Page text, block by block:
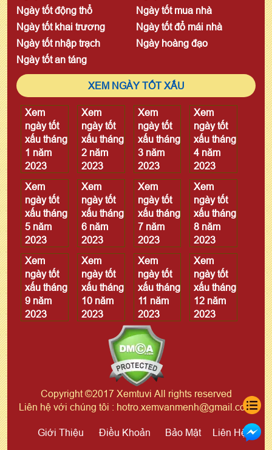
Ngày tốt động thổ
Ngày tốt mua nhà
Ngày tốt khai trương
Ngày tốt đổ mái nhà
Ngày tốt nhập trạch
Ngày hoàng đạo
Ngày tốt an táng
XEM NGÀY TỐT XẤU
Xem
ngày tốt
xấu tháng
1 năm
2023
Xem
ngày tốt
xấu tháng
2 năm
2023
Xem
ngày tốt
xấu tháng
3 năm
2023
Xem
ngày tốt
xấu tháng
4 năm
2023
Xem
ngày tốt
xấu tháng
5 năm
2023
Xem
ngày tốt
xấu tháng
6 năm
2023
Xem
ngày tốt
xấu tháng
7 năm
2023
Xem
ngày tốt
xấu tháng
8 năm
2023
Xem
ngày tốt
xấu tháng
9 năm
2023
Xem
ngày tốt
xấu tháng
10 năm
2023
Xem
ngày tốt
xấu tháng
11 năm
2023
Xem
ngày tốt
xấu tháng
12 năm
2023
Copyright ©2017 Xemtuvi All rights reserved
Liên hệ với chúng tôi : hotro.xemvanmenh@gmail.com
Giới Thiệu Điều Khoản Bảo Mật Liên Hệ